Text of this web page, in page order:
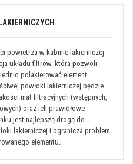
powietrza w kabinie lakierniczej
układu filtrów, która pozwoli
polakierować element.
powłoki lakierniczej będzie
mat filtracyjnych (wstępnych,
oraz ich prawidłowe
jest najlepszą drogą do
lakierniczej i ogranicza problem
elementu.